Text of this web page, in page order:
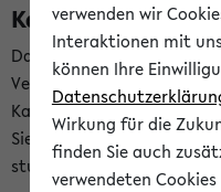
Das eKVV bietet Ihnen
Veranstaltungstermine in
Kalenderanwendungen
Sie einen gemeinsamen
studienbezogenen
verwenden wir
Interaktionen mit
können Ihre
Wirkung für die
finden Sie auch
verwendeten